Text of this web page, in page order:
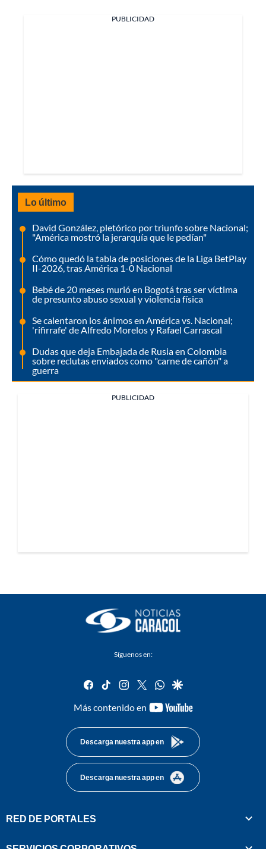
PUBLICIDAD
Lo último
David González, pletórico por triunfo sobre Nacional;
"América mostró la jerarquía que le pedían"
Cómo quedó la tabla de posiciones de la Liga BetPlay
II-2026, tras América 1-0 Nacional
Bebé de 20 meses murió en Bogotá tras ser víctima
de presunto abuso sexual y violencia física
Se calentaron los ánimos en América vs. Nacional;
'rifirrafe' de Alfredo Morelos y Rafael Carrascal
Dudas que deja Embajada de Rusia en Colombia
sobre reclutas enviados como "carne de cañón" a
guerra
PUBLICIDAD
Síguenos en:
facebook
tiktok instagram
twitterwhatsapp
google
Más contenido en
youtube-
Descarga nuestra app en
Descarga nuestra app en
RED DE PORTALES